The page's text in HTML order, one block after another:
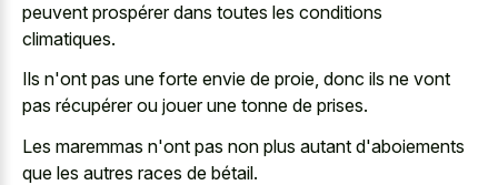
peuvent prospérer dans toutes les conditions
climatiques.
Ils n'ont pas une forte envie de proie, donc ils ne vont
pas récupérer ou jouer une tonne de prises.
Les maremmas n'ont pas non plus autant d'aboiements
que les autres races de bétail.